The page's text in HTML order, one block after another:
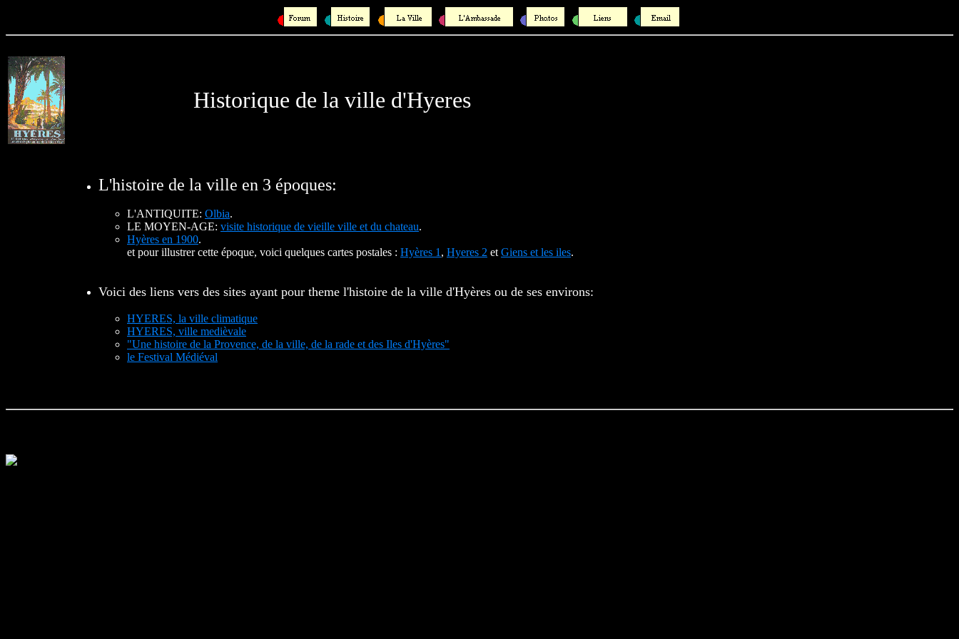
Historique de la ville d'Hyeres
L'histoire de la ville en 3 époques:
L'ANTIQUITE: Olbia.
LE MOYEN-AGE: visite historique de vieille ville et du chateau.
Hyères en 1900.
et pour illustrer cette époque, voici quelques cartes postales : Hyères 1 , Hyeres 2 et Giens et les iles.
Voici des liens vers des sites ayant pour theme l'histoire de la ville d'Hyères ou de ses environs:
HYERES, la ville climatique
HYERES, ville medièvale
"Une histoire de la Provence, de la ville, de la rade et des Iles d'Hyères"
le Festival Médiéval